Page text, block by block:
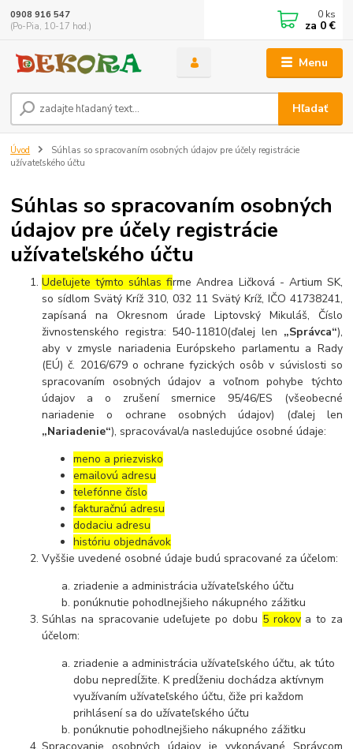
Menu
Hľadať
0908 916 547
(Po-Pia, 10-17 hod.)
0 ks
za 0 €
Úvod
Súhlas so spracovaním osobných údajov pre účely registrácie
užívateľského účtu
Súhlas so spracovaním osobných
údajov pre účely registrácie
užívateľského účtu
Udeľujete týmto súhlas firme Andrea Ličková - Artium SK,
so sídlom Svätý Kríž 310, 032 11 Svätý Kríž, IČO 41738241,
zapísaná na Okresnom úrade Liptovský Mikuláš, Číslo
živnostenského registra: 540-11810(ďalej len „Správca“),
aby v zmysle nariadenia Európskeho parlamentu a Rady
(EÚ) č. 2016/679 o ochrane fyzických osôb v súvislosti so
spracovaním osobných údajov a voľnom pohybe týchto
údajov a o zrušení smernice 95/46/ES (všeobecné
nariadenie o ochrane osobných údajov) (ďalej len
„Nariadenie“), spracovával/a nasledujúce osobné údaje:
meno a priezvisko
emailovú adresu
telefónne číslo
fakturačnú adresu
dodaciu adresu
históriu objednávok
Vyššie uvedené osobné údaje budú spracované za účelom:
zriadenie a administrácia užívateľského účtu
ponúknutie pohodlnejšieho nákupného zážitku
Súhlas na spracovanie udeľujete po dobu 5 rokova to za
účelom:
zriadenie a administrácia užívateľského účtu, ak túto
dobu nepredĺžite. K predĺženiu dochádza aktívnym
využívaním užívateľského účtu, čiže pri každom
prihlásení sa do užívateľského účtu
ponúknutie pohodlnejšieho nákupného zážitku